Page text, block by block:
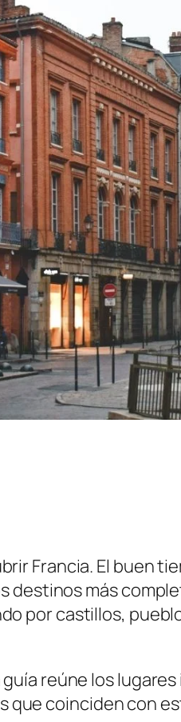
Francia. El buen
más
por castillos,
reúne los
que coinciden con